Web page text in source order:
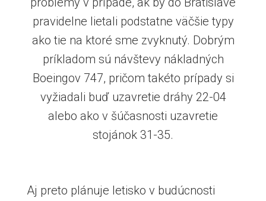
pravidelne lietali podstatne väčšie typy
ako tie na ktoré sme zvyknutý. Dobrým
príkladom sú návštevy nákladných
Boeingov 747, pričom takéto prípady si
vyžiadali buď uzavretie dráhy 22-04
alebo ako v šúčasnosti uzavretie
stojánok 31-35.
Aj preto plánuje letisko v budúcnosti